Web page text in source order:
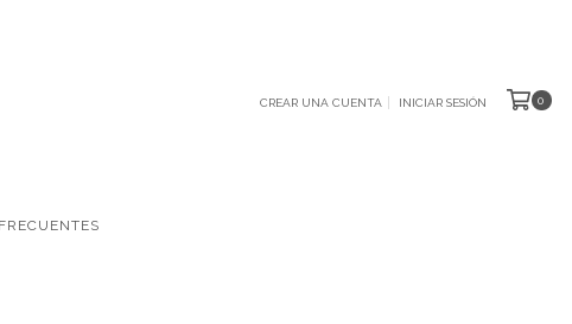
CREAR UNA CUENTA INICIAR SESIÓN 0